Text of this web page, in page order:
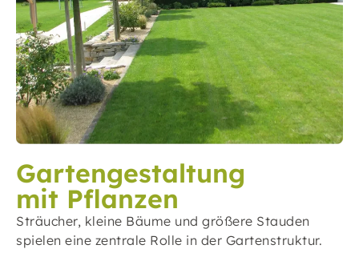
Gartengestaltung
mit Pflanzen
Sträucher, kleine Bäume und größere Stauden
spielen eine zentrale Rolle in der Gartenstruktur.